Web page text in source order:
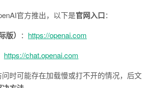
官方推出，以下是官网入口：
版） ： https://openai.com
https://chat.openai.com
时可能存在加载慢或打不开的情况，后文